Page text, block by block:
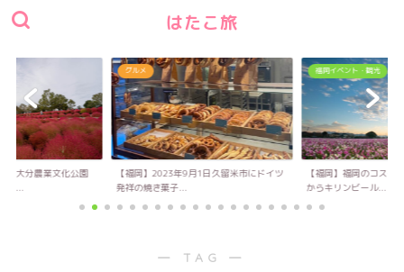
はたこ旅
！大分農業文化公園
キ...
グルメ
【福岡】2023年9月1日久留米市にドイツ
発祥の焼き菓子...
福岡イベント・観光
【福岡】福岡のコスモ
からキリンビール...
― TAG ―